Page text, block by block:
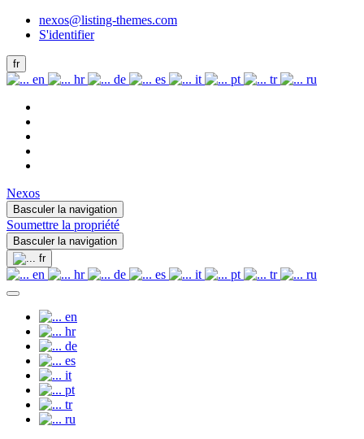
nexos@listing-themes.com
S'identifier
fr
en hr de es it pt tr ru
Nexos
Basculer la navigation
Soumettre la propriété
Basculer la navigation
fr
en hr de es it pt tr ru
en
hr
de
es
it
pt
tr
ru